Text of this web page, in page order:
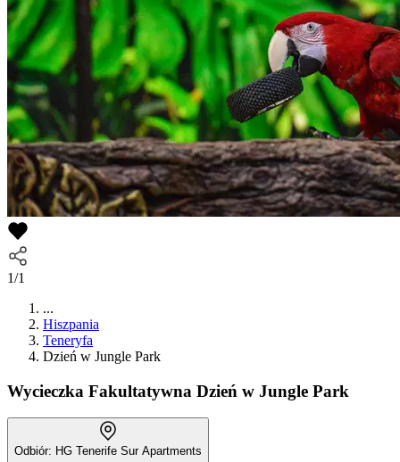
1/1
...
Hiszpania
Teneryfa
Dzień w Jungle Park
Wycieczka Fakultatywna Dzień w Jungle Park
Odbiór: HG Tenerife Sur Apartments